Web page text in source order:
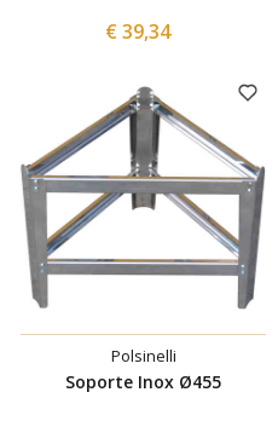
€ 39,34
Polsinelli
Soporte Inox Ø455